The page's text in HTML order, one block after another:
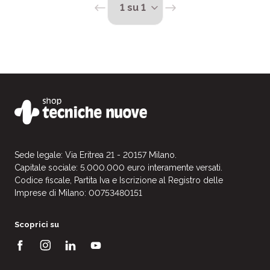
Sede legale: Via Eritrea 21 - 20157 Milano.
Capitale sociale: 5.000.000 euro interamente versati.
Codice fiscale, Partita Iva e Iscrizione al Registro delle
Imprese di Milano: 00753480151
Scoprici su